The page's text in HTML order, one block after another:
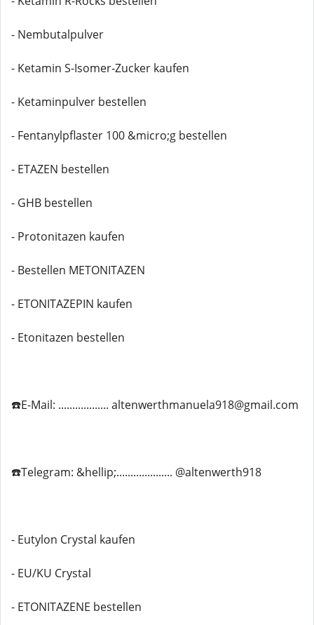
- Nembutalpulver
- Ketamin S-Isomer-Zucker kaufen
- Ketaminpulver bestellen
- Fentanylpflaster 100 &micro;g bestellen
- ETAZEN bestellen
- GHB bestellen
- Protonitazen kaufen
- Bestellen METONITAZEN
- ETONITAZEPIN kaufen
- Etonitazen bestellen
☎️E-Mail: .................. altenwerthmanuela918@gmail.com
☎️Telegram: &hellip;.................... @altenwerth918
- Eutylon Crystal kaufen
- EU/KU Crystal
- ETONITAZENE bestellen